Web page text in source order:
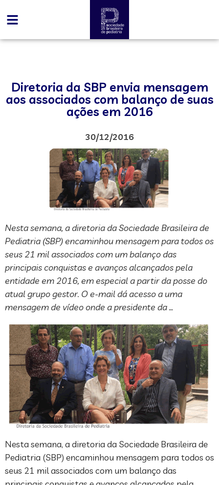
Diretoria da SBP envia mensagem
aos associados com balanço de suas
ações em 2016
30/12/2016
Nesta semana, a diretoria da Sociedade Brasileira de
Pediatria (SBP) encaminhou mensagem para todos os
seus 21 mil associados com um balanço das
principais conquistas e avanços alcançados pela
entidade em 2016, em especial a partir da posse do
atual grupo gestor. O e-mail dá acesso a uma
mensagem de vídeo onde a presidente da …
Nesta semana, a diretoria da Sociedade Brasileira de
Pediatria (SBP) encaminhou mensagem para todos os
seus 21 mil associados com um balanço das